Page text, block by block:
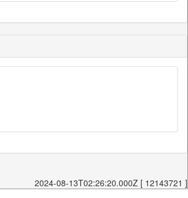
2024-08-13T02:26:20.000Z [ 12143721 ]